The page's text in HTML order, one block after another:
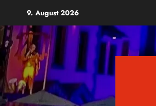
springen
9. August 2026